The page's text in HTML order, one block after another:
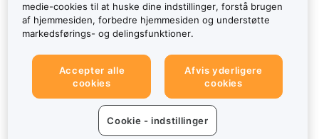
medie-cookies til at huske dine indstillinger, forstå brugen
af hjemmesiden, forbedre hjemmesiden og understøtte
markedsførings- og delingsfunktioner.
Accepter alle
cookies
Afvis yderligere
cookies
Cookie - indstillinger